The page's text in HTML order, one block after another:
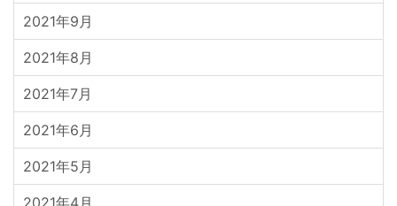
2021年9月
2021年8月
2021年7月
2021年6月
2021年5月
2021年4月